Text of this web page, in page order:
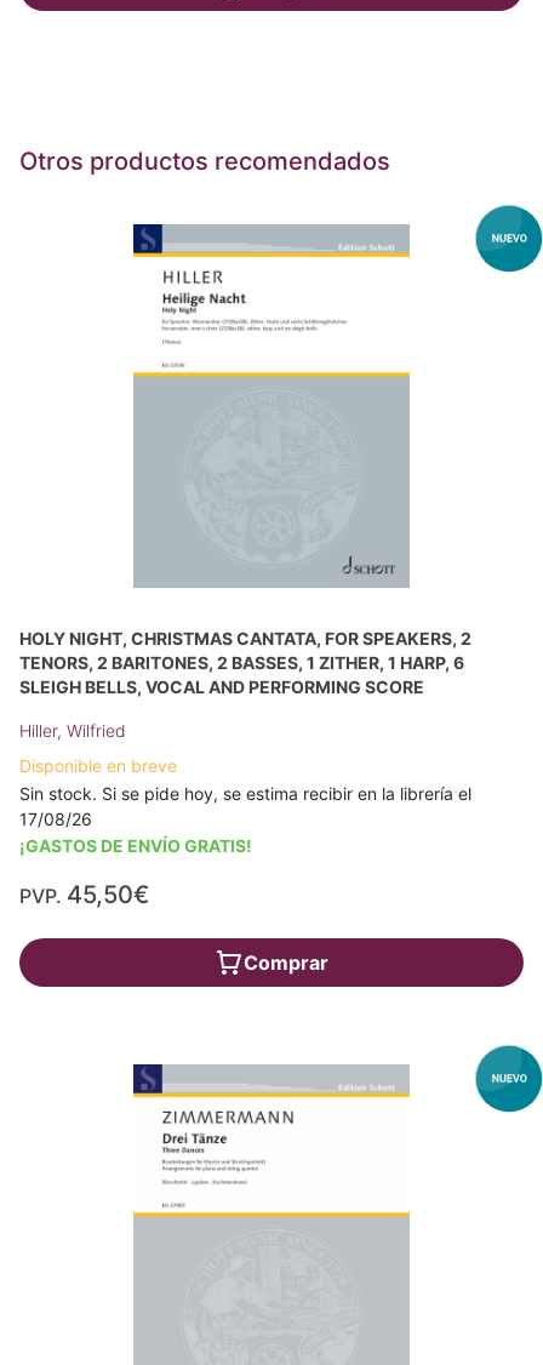
Otros productos recomendados
HOLY NIGHT, CHRISTMAS CANTATA, FOR SPEAKERS, 2
TENORS, 2 BARITONES, 2 BASSES, 1 ZITHER, 1 HARP, 6
SLEIGH BELLS, VOCAL AND PERFORMING SCORE
Hiller, Wilfried
Disponible en breve
Sin stock. Si se pide hoy, se estima recibir en la librería el
17/08/26
¡GASTOS DE ENVÍO GRATIS!
PVP. 45,50€
Comprar